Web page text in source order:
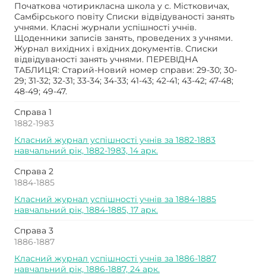
Початкова чотирикласна школа у с. Містковичах,
Самбірського повіту Списки відвідуваності занять
учнями. Класні журнали успішності учнів.
Щоденники записів занять, проведених з учнями.
Журнал вихідних і вхідних документів. Списки
відвідуваності занять учнями. ПЕРЕВІДНА
ТАБЛИЦЯ: Старий-Новий номер справи: 29-30; 30-
29; 31-32; 32-31; 33-34; 34-33; 41-43; 42-41; 43-42; 47-48;
48-49; 49-47.
Справа 1
1882-1983
Класний журнал успішності учнів за 1882-1883
навчальний рік, 1882-1983, 14 арк.
Справа 2
1884-1885
Класний журнал успішності учнів за 1884-1885
навчальний рік, 1884-1885, 17 арк.
Справа 3
1886-1887
Класний журнал успішності учнів за 1886-1887
навчальний рік, 1886-1887, 24 арк.